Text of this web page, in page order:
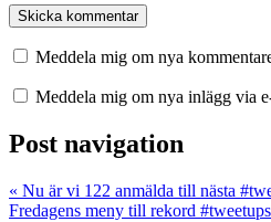
Meddela mig om nya
Meddela mig om nya inlägg via
Post navigation
« Nu är vi 122 anmälda till nästa
Fredagens meny till rekord